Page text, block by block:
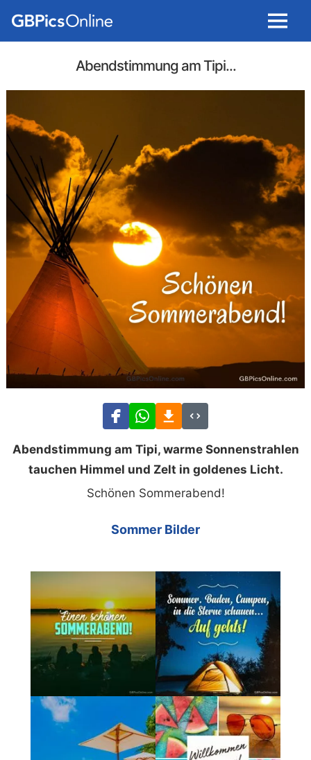
Menu
Abendstimmung am Tipi...
Abendstimmung am Tipi, warme Sonnenstrahlen
tauchen Himmel und Zelt in goldenes Licht.
Schönen Sommerabend!
Sommer Bilder